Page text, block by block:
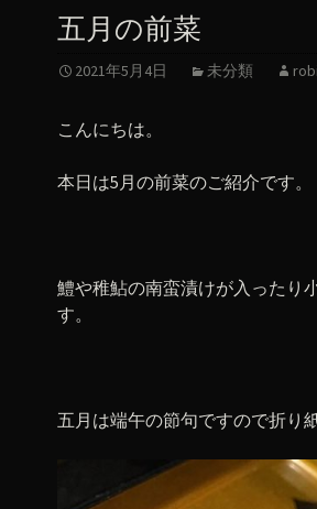
五月の前菜
2021年5月4日 未分類
こんにちは。
本日は5月の前菜のご紹介です。
鱧や稚鮎の南蛮漬けが入ったり
す。
五月は端午の節句ですので折り